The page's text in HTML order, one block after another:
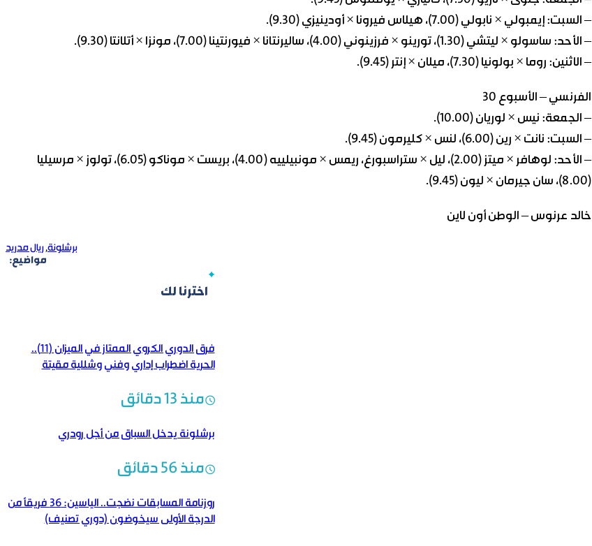
– السبت: إيمبولي × نابولي (7.00)، هيلاس فيرونا × أودينيزي (9.30).
– الأحد: ساسولو × ليتشي (1.30)، تورينو × فرزينوني (4.00)، ساليرنتانا × فيورنتينا (7.00)، مونزا × أتلانتا (9.30).
– الاثنين: روما × بولونيا (7.30)، ميلان × إنتر (9.45).
الفرنسي – الأسبوع 30
– الجمعة: نيس × لوريان (10.00).
– السبت: نانت × رين (6.00)، لنس × كليرمون (9.45).
– الأحد: لوهافر × ميتز (2.00)، ليل × ستراسبورغ، ريمس × مونبيلييه (4.00)، بريست × موناكو (6.05)، تولوز × مرسيليا
(8.00)، سان جيرمان × ليون (9.45).
خالد عرنوس – الوطن أون لاين
برشلونة,ريال مدريد
مواضيع:
اخترنا لك
فرق الدوري الكروي الممتاز في الميزان (11)..
الحرية اضطراب إداري وفني وشللية مقيتة
منذ 13 دقائق
برشلونة يدخل السباق من أجل رودري
منذ 56 دقائق
روزنامة المسابقات نضجت.. الياسين: 36 فريقاً من
الدرجة الأولى سيخوضون (دوري تصنيف)